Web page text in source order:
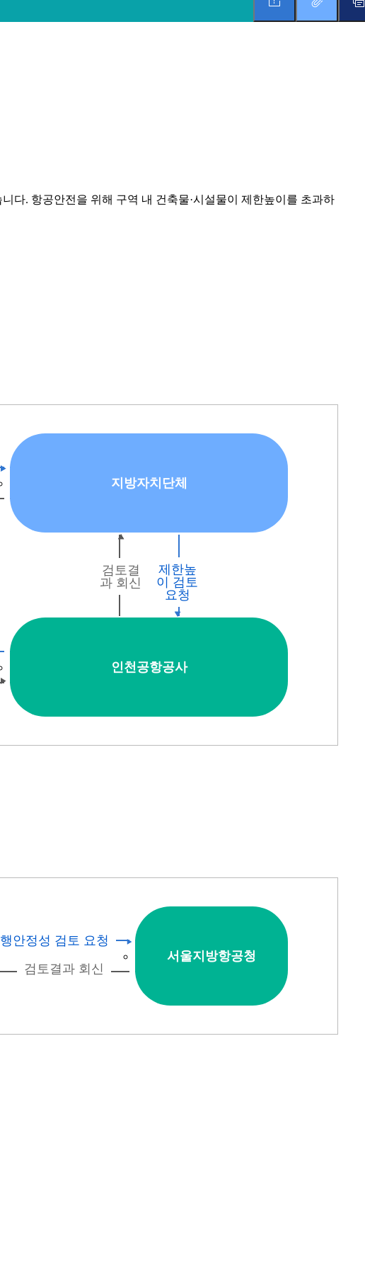
다. 항공안전을 위해 구역 내 건축물·시설물이 제한높이를 초과하
지방자치단체
인천공항공사
서울지방항공청